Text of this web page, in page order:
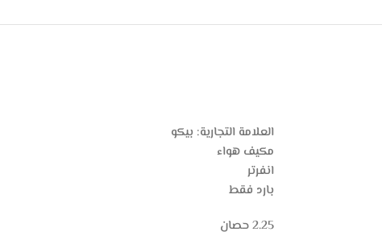
العلامة التجارية: بيكو
مكيف هواء
انفرتر
بارد فقط
2.25حصان